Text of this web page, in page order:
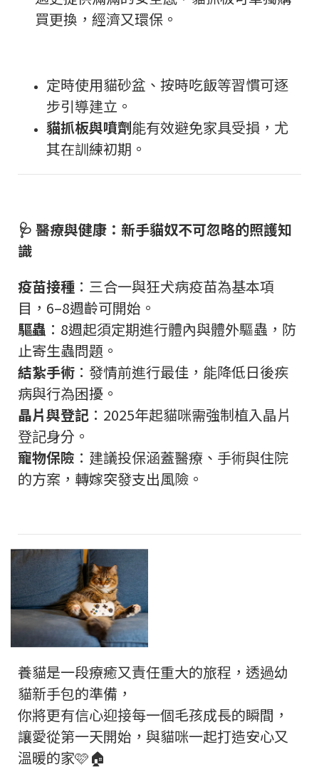
買更換，經濟又環保。
定時使用貓砂盆、按時吃飯等習慣可逐
步引導建立。
貓抓板與噴劑能有效避免家具受損，尤
其在訓練初期。
🩺 醫療與健康：新手貓奴不可忽略的照護知
識
疫苗接種 ：三合一與狂犬病疫苗為基本項
目， 6–8週齡可開始。
驅蟲 ： 8週起須定期進行體內與體外驅蟲，防
止寄生蟲問題。
結紮手術 ：發情前進行最佳，能降低日後疾
病與行為困擾。
晶片與登記 ： 2025年起貓咪需強制植入晶片
登記身分。
寵物保險 ：建議投保涵蓋醫療、手術與住院
的方案，轉嫁突發支出風險。
養貓是一段療癒又責任重大的旅程，透過幼
貓新手包的準備，
你將更有信心迎接每一個毛孩成長的瞬間，
讓愛從第一天開始，與貓咪一起打造安心又
溫暖的家🩷🏠